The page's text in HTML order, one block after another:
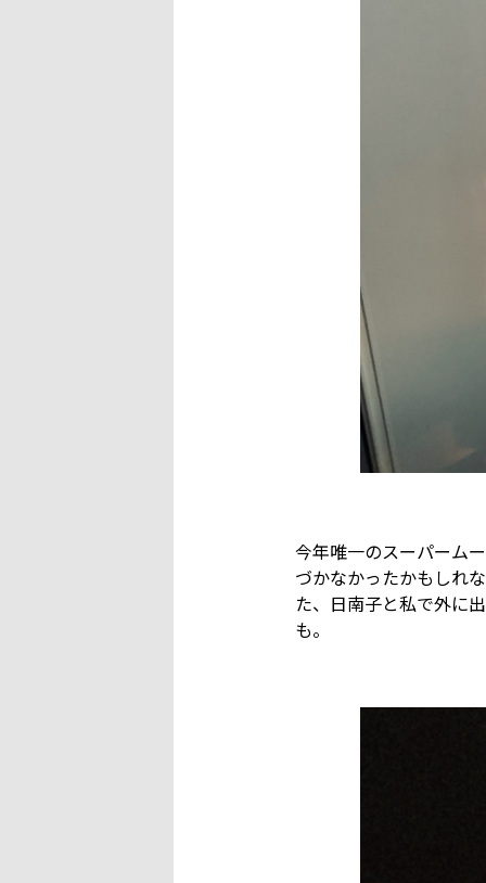
今年唯一のスーパーム
づかなかったかもしれ
た、日南子と私で外に
も。